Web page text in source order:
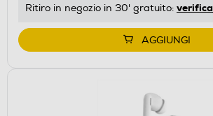
Ritiro in negozio in 30' gratuito: verifica
AGGIUNGI